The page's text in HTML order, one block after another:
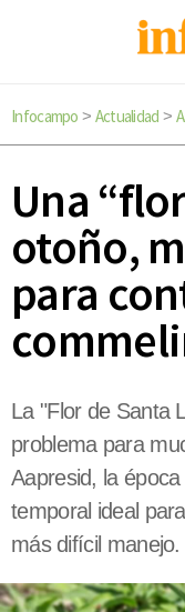
Infocampo > Actualidad >
Una
otoño,
para
La "Flor de Santa
problema para
Aapresid, la
temporal ideal
más difícil manejo.